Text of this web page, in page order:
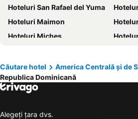
Hoteluri Spania
Hoteluri Mallorca
Hoteluri Albania
Hoteluri San Rafael del Yuma
Hoteluri Maimon
Hoteluri Miches
Hoteluri Nagua
Hoteluri Santo Domingo Este
Hoteluri Distrito Nacional City
Căutare hotel
America Centrală și de
Republica Dominicană
Alegeţi ţara dvs.